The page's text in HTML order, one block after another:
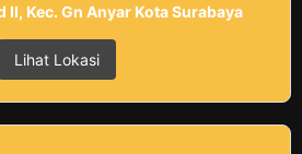
II, Kec. Gn Anyar Kota Surabaya
Lihat Lokasi